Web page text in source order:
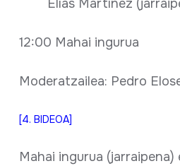
Elías Martínez
12:00 Mahai ingurua
Moderatzailea: Pedro
[4. BIDEOA]
Mahai ingurua (jarraipena)